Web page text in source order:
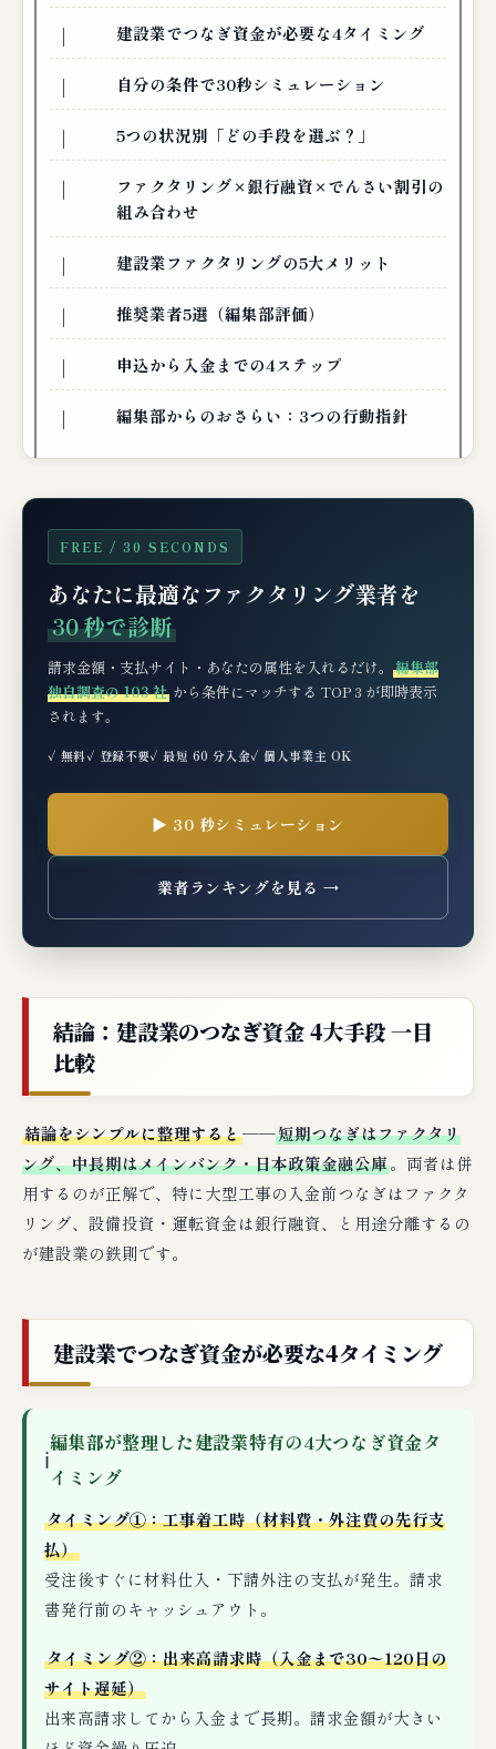
建設業でつなぎ資金が必要な4タイミング
自分の条件で30秒シミュレーション
5つの状況別「どの手段を選ぶ？」
ファクタリング×銀行融資×でんさい割引の
組み合わせ
建設業ファクタリングの5大メリット
推奨業者5選（編集部評価）
申込から入金までの4ステップ
編集部からのおさらい：3つの行動指針
FREE / 30 SECONDS
あなたに最適なファクタリング業者を
30 秒で診断
請求金額・支払サイト・あなたの属性を入れるだけ。 編集部
独自調査の 103 社 から条件にマッチする TOP 3 が即時表示
されます。
✓ 無料✓ 登録不要✓ 最短 60 分入金✓ 個人事業主 OK
▶ 30 秒シミュレーション
業者ランキングを見る →
結論：建設業のつなぎ資金 4大手段 一目
比較
結論をシンプルに整理すると──短期つなぎはファクタリ
ング、中長期はメインバンク・日本政策金融公庫。両者は併
用するのが正解で、特に大型工事の入金前つなぎはファクタ
リング、設備投資・運転資金は銀行融資、と用途分離するの
が建設業の鉄則です。
建設業でつなぎ資金が必要な4タイミング
ℹ
編集部が整理した建設業特有の4大つなぎ資金タ
イミング
タイミング①：工事着工時（材料費・外注費の先行支
払）
受注後すぐに材料仕入・下請外注の支払が発生。請求
書発行前のキャッシュアウト。
タイミング②：出来高請求時（入金まで30〜120日の
サイト遅延）
出来高請求してから入金まで長期。請求金額が大きい